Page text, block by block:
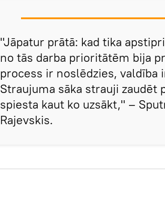
"Jāpatur prātā: kad tika
no tās darba prioritātēm bija
process ir noslēdzies, valdība
Straujuma sāka strauji zaudēt
spiesta kaut ko uzsākt," –
Rajevskis.